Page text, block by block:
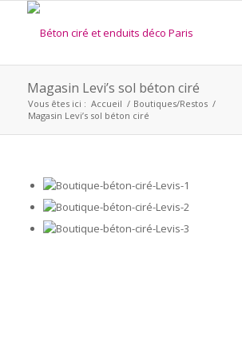
Magasin Levi’s sol béton ciré
Vous êtes ici : Accueil / Boutiques/Restos /
Magasin Levi’s sol béton ciré